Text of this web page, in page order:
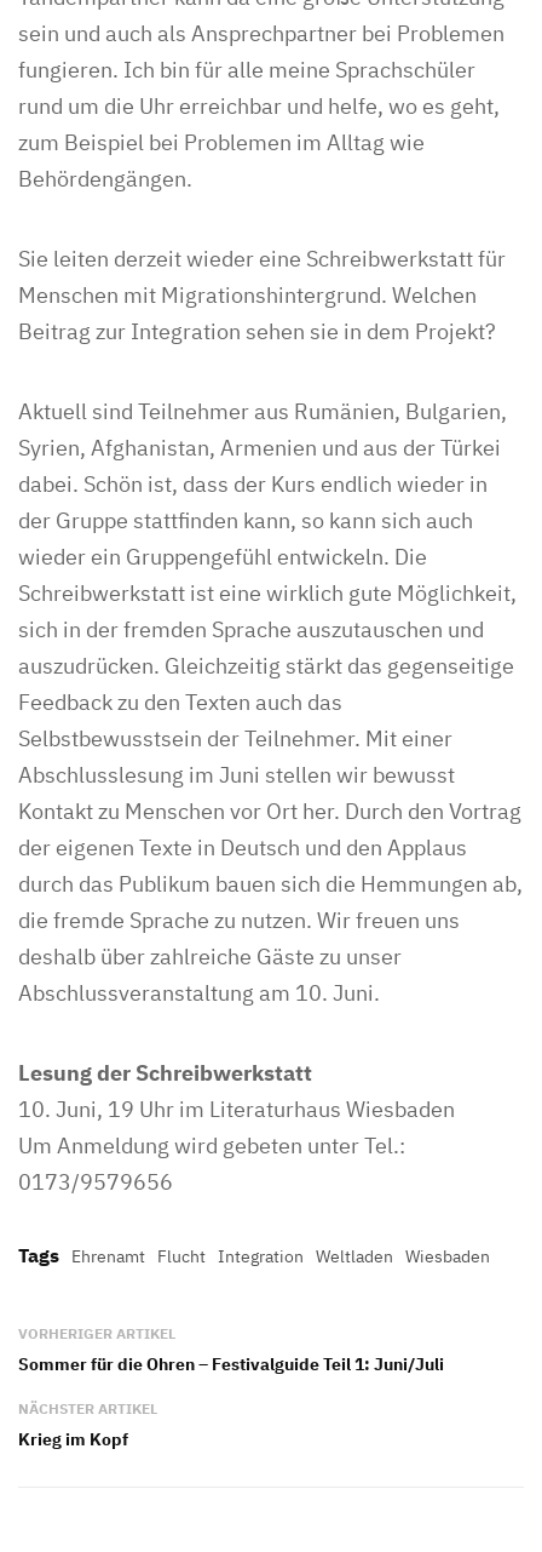
sein und auch als Ansprechpartner bei Problemen
fungieren. Ich bin für alle meine Sprachschüler
rund um die Uhr erreichbar und helfe, wo es geht,
zum Beispiel bei Problemen im Alltag wie
Behördengängen.
Sie leiten derzeit wieder eine Schreibwerkstatt für
Menschen mit Migrationshintergrund. Welchen
Beitrag zur Integration sehen sie in dem Projekt?
Aktuell sind Teilnehmer aus Rumänien, Bulgarien,
Syrien, Afghanistan, Armenien und aus der Türkei
dabei. Schön ist, dass der Kurs endlich wieder in
der Gruppe stattfinden kann, so kann sich auch
wieder ein Gruppengefühl entwickeln. Die
Schreibwerkstatt ist eine wirklich gute Möglichkeit,
sich in der fremden Sprache auszutauschen und
auszudrücken. Gleichzeitig stärkt das gegenseitige
Feedback zu den Texten auch das
Selbstbewusstsein der Teilnehmer. Mit einer
Abschlusslesung im Juni stellen wir bewusst
Kontakt zu Menschen vor Ort her. Durch den Vortrag
der eigenen Texte in Deutsch und den Applaus
durch das Publikum bauen sich die Hemmungen ab,
die fremde Sprache zu nutzen. Wir freuen uns
deshalb über zahlreiche Gäste zu unser
Abschlussveranstaltung am 10. Juni.
Lesung der Schreibwerkstatt
10. Juni, 19 Uhr im Literaturhaus Wiesbaden
Um Anmeldung wird gebeten unter Tel.:
0173/9579656
Tags Ehrenamt Flucht Integration Weltladen Wiesbaden
VORHERIGER ARTIKEL
Sommer für die Ohren – Festivalguide Teil 1: Juni/Juli
NÄCHSTER ARTIKEL
Krieg im Kopf